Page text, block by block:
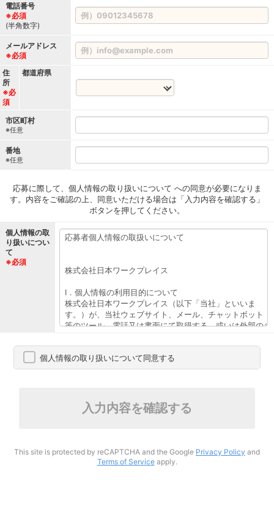
電話番号
※必須
(半角数字)
メールアドレス
※必須
住
所
※必
須
都道府県
市区町村
※任意
番地
※任意
応募に際して、個人情報の取り扱いについて への同意が必要になりま
す。内容をご確認の上、同意いただける場合は「入力内容を確認する」
ボタンを押してください。
個人情報の取
り扱いについ
て
※必須
個人情報の取り扱いについて同意する
入力内容を確認する
This site is protected by reCAPTCHA and the Google Privacy Policy and
Terms of Serviceapply.